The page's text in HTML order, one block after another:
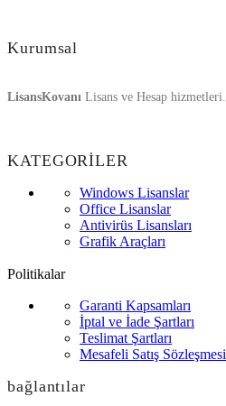
Kurumsal
LisansKovanı Lisans ve Hesap hizmetleri.
KATEGORİLER
Windows Lisanslar
Office Lisanslar
Antivirüs Lisansları
Grafik Araçları
Politikalar
Garanti Kapsamları
İptal ve İade Şartları
Teslimat Şartları
Mesafeli Satış Sözleşmesi
bağlantılar